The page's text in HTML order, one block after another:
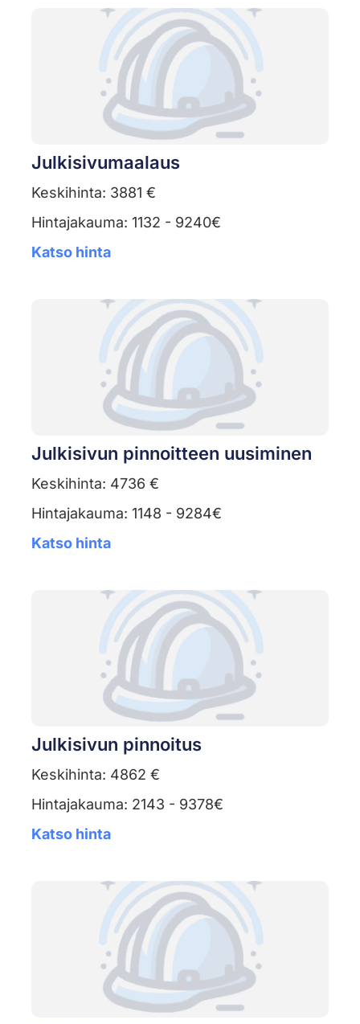
Julkisivumaalaus
Keskihinta: 3881 €
Hintajakauma: 1132 - 9240€
Katso hinta
Julkisivun pinnoitteen uusiminen
Keskihinta: 4736 €
Hintajakauma: 1148 - 9284€
Katso hinta
Julkisivun pinnoitus
Keskihinta: 4862 €
Hintajakauma: 2143 - 9378€
Katso hinta